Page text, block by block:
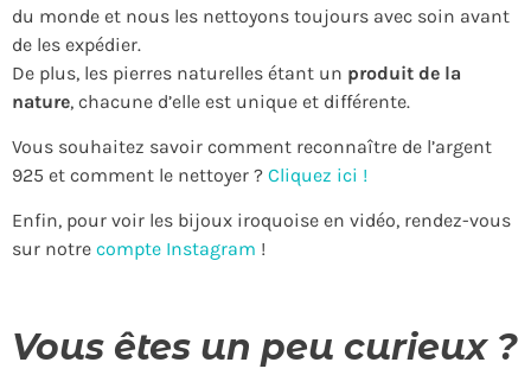
du monde et nous les nettoyons toujours avec soin avant
de les expédier.
De plus, les pierres naturelles étant un produit de la
nature, chacune d’elle est unique et différente.
Vous souhaitez savoir comment reconnaître de l’argent
925 et comment le nettoyer ? Cliquez ici !
Enfin, pour voir les bijoux iroquoise en vidéo, rendez-vous
sur notre compte Instagram !
Vous êtes un peu curieux ?